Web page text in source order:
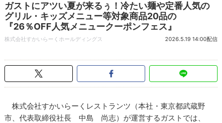
ガストにアツい夏が来るぅ！冷たい麺や定番人気の
グリル・キッズメニュー等対象商品20品の
『26％OFF人気メニュークーポンフェス』
株式会社すかいらーくホールディングス 2026.5.19 14:00配信
株式会社すかいらーくレストランツ（本社・東京都武蔵野
市、代表取締役社長 中島 尚志）が運営するガストでは、